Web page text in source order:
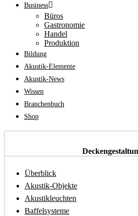
Business
Büros
Gastronomie
Handel
Produktion
Bildung
Akustik-Elemente
Akustik-News
Wissen
Branchenbuch
Shop
Überblick
Akustik-Objekte
Akustikleuchten
Baffelsysteme